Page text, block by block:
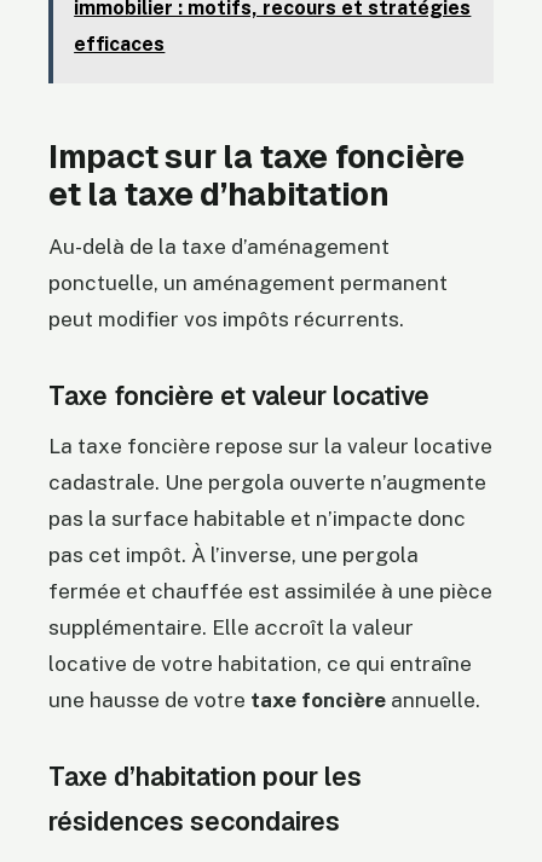
immobilier : motifs, recours et stratégies
efficaces
Impact sur la taxe foncière
et la taxe d’habitation
Au-delà de la taxe d’aménagement
ponctuelle, un aménagement permanent
peut modifier vos impôts récurrents.
Taxe foncière et valeur locative
La taxe foncière repose sur la valeur locative
cadastrale. Une pergola ouverte n’augmente
pas la surface habitable et n’impacte donc
pas cet impôt. À l’inverse, une pergola
fermée et chauffée est assimilée à une pièce
supplémentaire. Elle accroît la valeur
locative de votre habitation, ce qui entraîne
une hausse de votre taxe foncière annuelle.
Taxe d’habitation pour les
résidences secondaires